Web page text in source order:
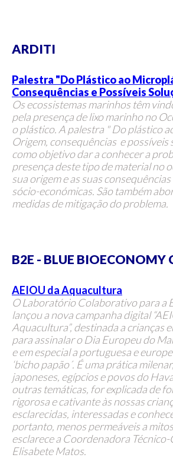
ARDITI
Palestra "Do Plástico ao
Consequências e Possíveis
Os ecossistemas marinhos têm
pela presença de lixo marinho no
o plástico. A palestra " Do plástico
Origem, consequências e possíveis
como objetivo dar a conhecer a
presença deste tipo de material no
sua origem e as suas
sócio-económicas. São também
medidas de mitigação do problema.
B2E - BLUE BIOECONOMY
AEIOU da Aquacultura
O Laboratório Colaborativo para a
lançou a nova campanha digital
Aquacultura”, destinada a crianças
para assinalar o Dia Europeu do
e em especial a portuguesa e
‘bicho papão´. É uma prática
japoneses, egípcios e povos do
outras temáticas, for explicada de
rigorosa e cativante às nossas
esclarecidas, interessadas e
portanto, menos permeáveis a
esclarece a Coordenadora
Elisabete Matos.